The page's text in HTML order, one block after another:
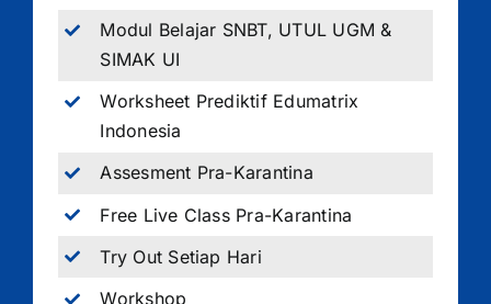
Modul Belajar SNBT, UTUL UGM &
SIMAK UI
Worksheet Prediktif Edumatrix
Indonesia
Assesment Pra-Karantina
Free Live Class Pra-Karantina
Try Out Setiap Hari
Workshop